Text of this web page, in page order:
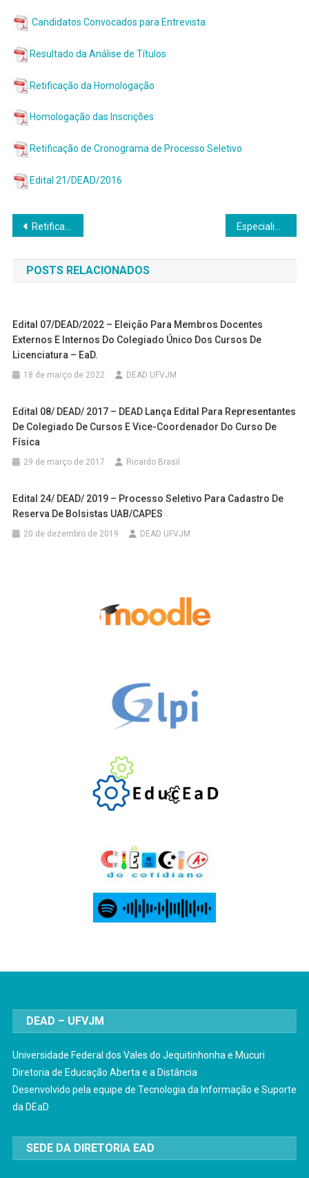
Candidatos Convocados para Entrevista
Resultado da Análise de Títulos
Retificação da Homologação
Homologação das Inscrições
Retificação de Cronograma de Processo Seletivo
Edital 21/DEAD/2016
Navegação
de
Post
Retificação dos Editais 18 e 19 referentes as especializações
POSTS RELACIONADOS
Edital 07/DEAD/2022 – Eleição Para Membros Docentes
Externos E Internos Do Colegiado Único Dos Cursos De
Licenciatura – EaD.
18 de março de 2022 DEAD UFVJM
Edital 08/ DEAD/ 2017 – DEAD Lança Edital Para Representantes
De Colegiado De Cursos E Vice-Coordenador Do Curso De
Física
29 de março de 2017 Ricardo Brasil
Edital 24/ DEAD/ 2019 – Processo Seletivo Para Cadastro De
Reserva De Bolsistas UAB/CAPES
20 de dezembro de 2019 DEAD UFVJM
DEAD – UFVJM
Universidade Federal dos Vales do Jequitinhonha e Mucuri
Diretoria de Educação Aberta e a Distância
Desenvolvido pela equipe de Tecnologia da Informação e Suporte
da DEaD
SEDE DA DIRETORIA EAD